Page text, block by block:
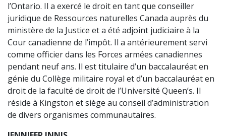
l’Ontario. Il a exercé le droit en tant que conseiller
juridique de Ressources naturelles Canada auprès du
ministère de la Justice et a été adjoint judiciaire à la
Cour canadienne de l’impôt. Il a antérieurement servi
comme officier dans les Forces armées canadiennes
pendant neuf ans. Il est titulaire d’un baccalauréat en
génie du Collège militaire royal et d’un baccalauréat en
droit de la faculté de droit de l’Université Queen’s. Il
réside à Kingston et siège au conseil d’administration
de divers organismes communautaires.